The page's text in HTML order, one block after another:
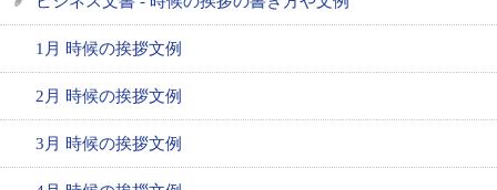
1月 時候の挨拶文例
2月 時候の挨拶文例
3月 時候の挨拶文例